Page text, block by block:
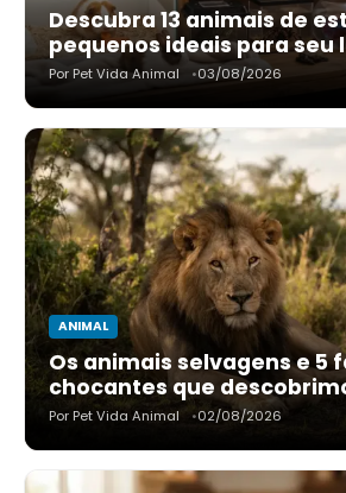
Descubra 13 animais de
pequenos ideais para seu
Por Pet Vida Animal 03/08/2026
ANIMAL
Os animais selvagens e 5
chocantes que
Por Pet Vida Animal 02/08/2026